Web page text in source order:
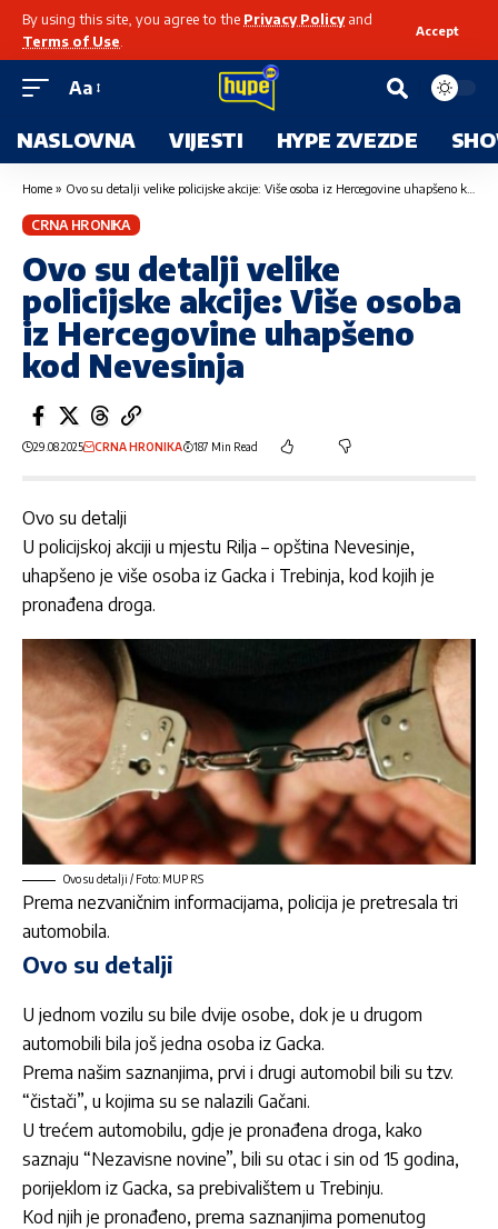
By using this site, you agree to the Privacy Policyand
Terms of Use
Accept
Aa
NASLOVNA VIJESTI HYPE ZVEZDE
Home » Ovo su detalji velike policijske akcije: Više osoba iz Hercegovine uhapšeno kod Nevesinja
CRNA HRONIKA
Ovo su detalji velike
policijske akcije: Više osoba
iz Hercegovine uhapšeno
kod Nevesinja
29.08.2025 CRNA HRONIKA 187 Min Read
Ovo su detalji
U policijskoj akciji u mjestu Rilja – opština Nevesinje,
uhapšeno je više osoba iz Gacka i Trebinja, kod kojih je
pronađena droga.
Ovo su detalji / Foto: MUP RS
Prema nezvaničnim informacijama, policija je pretresala tri
automobila.
Ovo su detalji
U jednom vozilu su bile dvije osobe, dok je u drugom
automobili bila još jedna osoba iz Gacka.
Prema našim saznanjima, prvi i drugi automobil bili su tzv.
“čistači”, u kojima su se nalazili Gačani.
U trećem automobilu, gdje je pronađena droga, kako
saznaju “Nezavisne novine”, bili su otac i sin od 15 godina,
porijeklom iz Gacka, sa prebivalištem u Trebinju.
Kod njih je pronađeno, prema saznanjima pomenutog